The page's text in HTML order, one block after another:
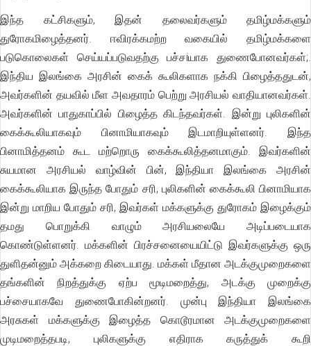
இந்த கட்சிகளும், இதன் தலைவர்களும் தமிழ்மக்களும்
துரோகமிழைத்தனர். ஈவிரக்கமற்ற வகையில் தமிழ்மக்களை
படுகொலைகள் செய்யப்படுவதற்கு பச்சiயாக துணைபோனவர்கள்;.
இந்திய இலங்கை அரசின் கைக் கூலிகளாக நக்கி பிழைத்ததுடன்,
அவர்களின் தயவில் மீள அவதாரம் பெற்று அரசியல் வாதியானவர்கள்.
அவர்களின் பாதுகாப்பில் பிழைத்த கிடந்தவர்கள். இன்று புலிகளின்
கைக்கூலியாகவும் பினாமியாகவும் இடமாறியுள்ளனர். இந்த
பினாமித்தனம் கூட மற்றொரு கைக்கூலித்தனமாகும். இவர்களின்
சுயமான அரசியல் வாழ்வின் பின், இந்தியா இலங்கை அரசின்
கைக்கூலியாக இருந்த போதும் சரி, புலிகளின் கைக்கூலி பினாமியாக
இன்று மாறிய போதும் சரி, இவர்கள் மக்களுக்கு துரோகம் இழைக்கும்
தமது பொறுக்கி வாழும் அரசியலையே அடிப்படையாக
கொண்டுள்ளனர். மக்களின் பிரச்சனையையிட்டு இவர்களுக்கு ஒரு
துளிதன்னும் அக்கறை கிடையாது. மக்கள் மீதான அடக்குமுறைகளை
தங்களின் நிறத்துக்கு ஏற்ப மூடிமறைத்து, அடக்கு முறைக்கு
பச்சையாகவே துணைபோகின்றனர். முன்பு இந்தியா இலங்கை
அரசுகள் மக்களுக்கு இழைத்த கொடூரமான அடக்குமுறைகளை
முடிமறைத்தபடி, புலிகளுக்கு எதிராக கருத்துக் கூறி